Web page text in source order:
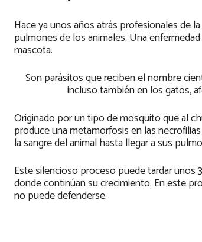
Hace ya unos años atrás profesionales de
pulmones de los animales. Una
mascota.
Son parásitos que reciben el nombre
incluso también en los gatos,
Originado por un tipo de mosquito que al
produce una metamorfosis en las
la sangre del animal hasta llegar a sus
Este silencioso proceso puede tardar unos
donde continúan su crecimiento. En este
no puede defenderse.